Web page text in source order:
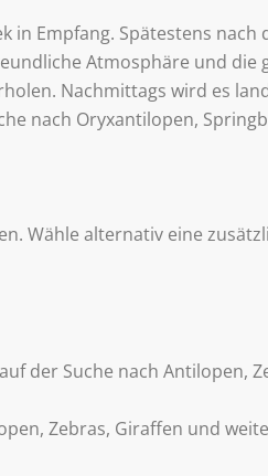
in Empfang. Spätestens nach
Atmosphäre und die
Nachmittags wird es
nach Oryxantilopen,
Wähle alternativ eine
der Suche nach Antilopen,
Zebras, Giraffen und